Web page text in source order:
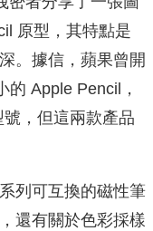
原型，其特點是
。據信，蘋果曾開
Apple Pencil，
，但這兩款產品
列可互換的磁性筆
還有關於色彩採樣